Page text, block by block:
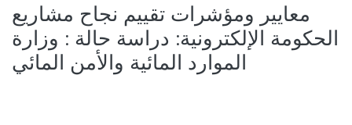
معايير ومؤشرات تقييم نجاح مشاريع
الحكومة الإلكترونية: دراسة حالة : وزارة
الموارد المائية والأمن المائي